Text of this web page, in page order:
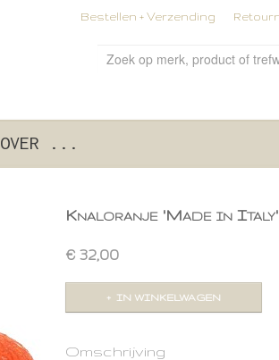
Bestellen + Verzending
OVER ...
Knaloranje 'Made in
€ 32,00
IN WINKELWAGEN
Omschrijving